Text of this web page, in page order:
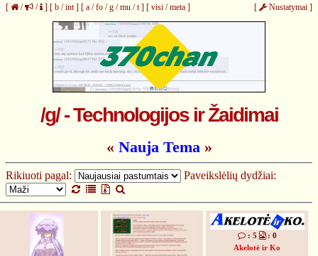
[ / / ] [ b /int] [ a /fo /g /mu /t] [ visi /meta ] [ Nustatymai ]
/g/ - Technologijos ir Žaidimai
« Nauja Tema»
Rikiuoti pagal: Paveikslėlių dydžiai:
: 5
: 0
Akelotė ir Ko